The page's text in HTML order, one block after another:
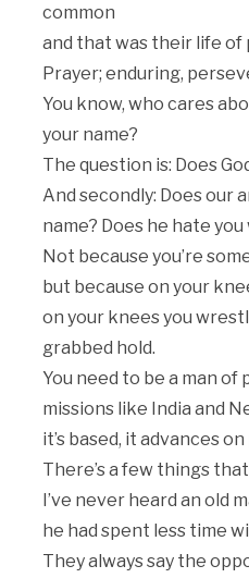
common
and that was their life of
Prayer; enduring,
You know, who cares
your name?
The question is: Does
And secondly: Does our
name? Does he hate
Not because you’re
but because on your
on your knees you
grabbed hold.
You need to be a man of
missions like India and
it’s based, it advances
There’s a few things
I’ve never heard an old
he had spent less time
They always say the